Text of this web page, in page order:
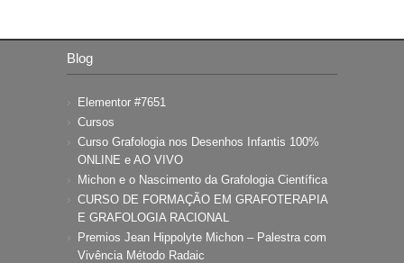
Blog
Elementor #7651
Cursos
Curso Grafologia nos Desenhos Infantis 100%
ONLINE e AO VIVO
Michon e o Nascimento da Grafologia Científica
CURSO DE FORMAÇÃO EM GRAFOTERAPIA
E GRAFOLOGIA RACIONAL
Premios Jean Hippolyte Michon – Palestra com
Vivência Método Radaic